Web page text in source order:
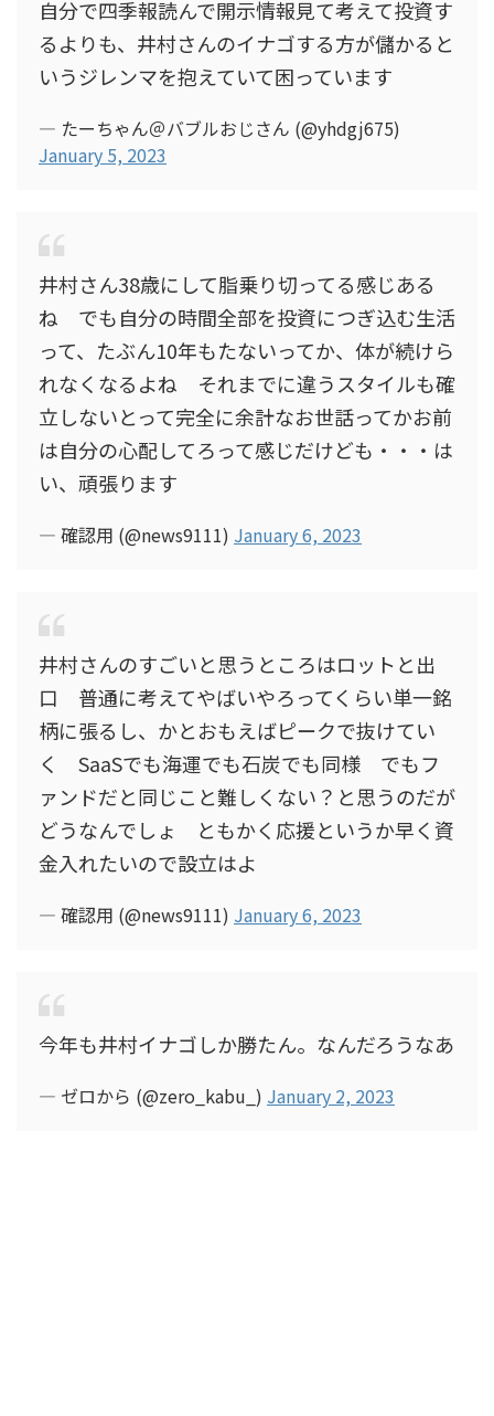
自分で四季報読んで開示情報見て考えて投資す
るよりも、井村さんのイナゴする方が儲かると
いうジレンマを抱えていて困っています
— たーちゃん＠バブルおじさん (@yhdgj675)
January 5, 2023
井村さん38歳にして脂乗り切ってる感じある
ね でも自分の時間全部を投資につぎ込む生活
って、たぶん10年もたないってか、体が続けら
れなくなるよね それまでに違うスタイルも確
立しないとって完全に余計なお世話ってかお前
は自分の心配してろって感じだけども・・・は
い、頑張ります
— 確認用 (@news9111) January 6, 2023
井村さんのすごいと思うところはロットと出
口 普通に考えてやばいやろってくらい単一銘
柄に張るし、かとおもえばピークで抜けてい
く SaaSでも海運でも石炭でも同様 でもフ
ァンドだと同じこと難しくない？と思うのだが
どうなんでしょ ともかく応援というか早く資
金入れたいので設立はよ
— 確認用 (@news9111) January 6, 2023
今年も井村イナゴしか勝たん。なんだろうなあ
— ゼロから (@zero_kabu_) January 2, 2023